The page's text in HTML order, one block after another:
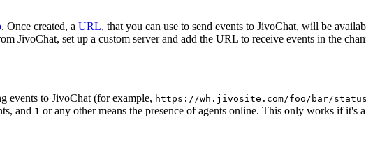
. Once created, a URL, that you can use to send events to JivoChat, will be
JivoChat, set up a custom server and add the URL to receive events in the
events to JivoChat (for example, https://wh.jivosite.com/foo/bar/status
and 1 or any other means the presence of agents online. This only works if it's